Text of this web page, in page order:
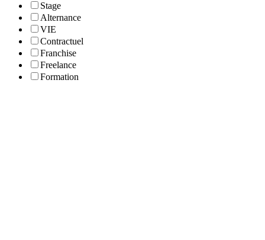
Stage
Alternance
VIE
Contractuel
Franchise
Freelance
Formation